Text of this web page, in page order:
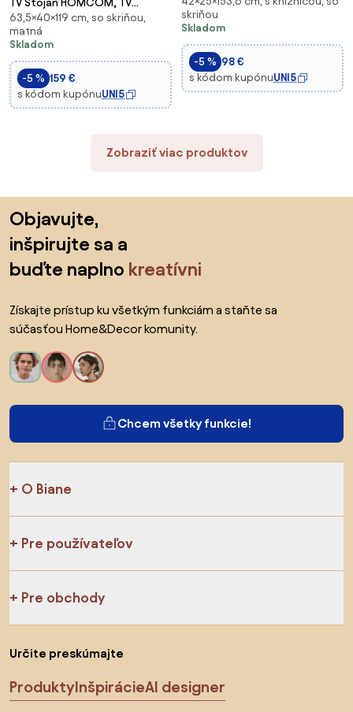
TV Stojan HOMCOM, TV
Skrinka, Štruktúra z Chladne
Valcovanej Ocele, 2 Skrinky s 2
Nastaviteľnými Policami,
Priemyselný Dizajn, Nábytok pre
Televíziu,
63,5×40×119 cm, so skriňou,
matná
Skladom
-5 % 159 €
s kódom kupónuUNI5
televízory do 65" na stenu
alebo stojan do 40" s TV
stolom 153,6x25x42 cm a
nástennou poličkou 150x
skriňou
Skladom
-5 % 98 €
s kódom kupónuUNI5
Zobraziť viac produktov
Objavujte,
inšpirujte sa a
buďte naplno kreatívni
Získajte prístup ku všetkým funkciám a staňte sa
súčasťou Home&Decor komunity.
Chcem všetky funkcie!
O Biane
Pre používateľov
Pre obchody
Určite preskúmajte
ProduktyInšpirácieAI designer